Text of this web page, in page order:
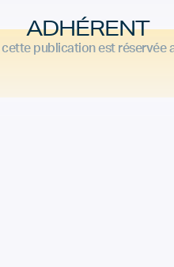
ADHÉRENT
cette publication est réservée